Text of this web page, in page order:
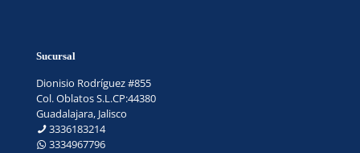
Sucursal
Dionisio Rodríguez #855
Col. Oblatos S.L.CP:44380
Guadalajara, Jalisco
3336183214
3334967796